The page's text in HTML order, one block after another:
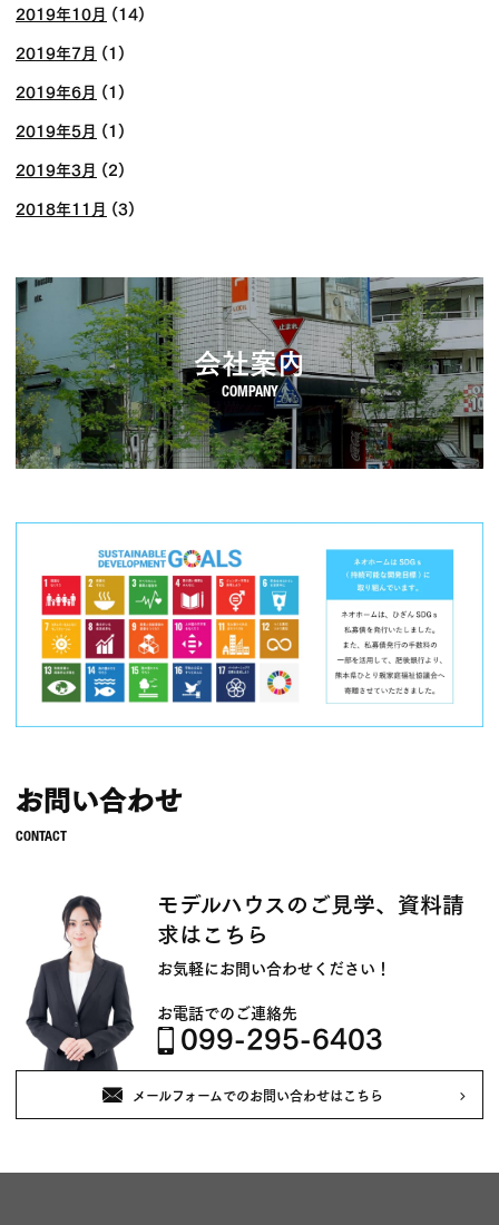
2019年10月 (14)
2019年7月 (1)
2019年6月 (1)
2019年5月 (1)
2019年3月 (2)
2018年11月 (3)
会社案内
お問い合わせ
モデルハウスのご見学、資料請
求はこちら
お気軽にお問い合わせください！
お電話でのご連絡先
099-295-6403
メールフォームでのお問い合わせはこちら